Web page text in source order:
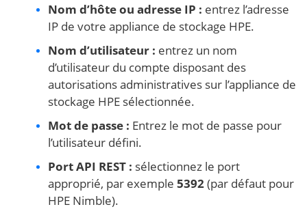
Nom d’hôte ou adresse IP : entrez l’adresse
IP de votre appliance de stockage HPE.
Nom d’utilisateur : entrez un nom
d’utilisateur du compte disposant des
autorisations administratives sur l’appliance de
stockage HPE sélectionnée.
Mot de passe : Entrez le mot de passe pour
l’utilisateur défini.
Port API REST : sélectionnez le port
approprié, par exemple 5392(par défaut pour
HPE Nimble).